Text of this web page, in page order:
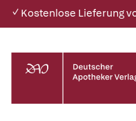
✓ Kostenlose Lieferung